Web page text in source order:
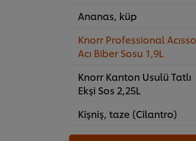
Ananas, küp
Knorr Professional Acısso
Acı Biber Sosu 1,9L
Knorr Kanton Usulü Tatlı
Ekşi Sos 2,25L
Kişniş, taze (Cilantro)